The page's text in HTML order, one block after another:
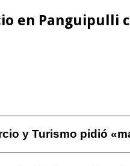
en
y Turismo pidió